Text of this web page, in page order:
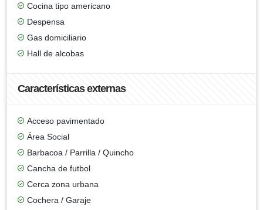
Cocina tipo americano
Despensa
Gas domiciliario
Hall de alcobas
Características externas
Acceso pavimentado
Área Social
Barbacoa / Parrilla / Quincho
Cancha de futbol
Cerca zona urbana
Cochera / Garaje